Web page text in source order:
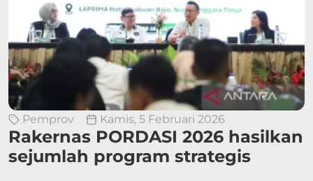
Pemprov Kamis, 5 Februari 2026
Rakernas PORDASI 2026 hasilkan
sejumlah program strategis